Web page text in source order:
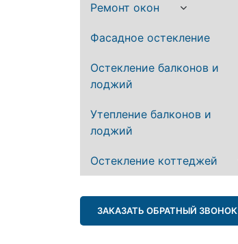
Ремонт окон
Фасадное остекление
Остекление балконов и
лоджий
Утепление балконов и
лоджий
Остекление коттеджей
ЗАКАЗАТЬ ОБРАТНЫЙ ЗВОНОК